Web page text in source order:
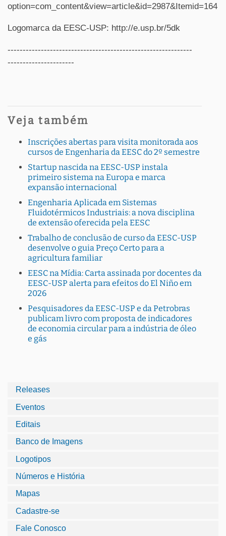
option=com_content&view=article&id=2987&Itemid=164
Logomarca da EESC-USP: http://e.usp.br/5dk
-------------------------------------------------------------
----------------------
Veja também
Inscrições abertas para visita monitorada aos
cursos de Engenharia da EESC do 2º semestre
Startup nascida na EESC-USP instala
primeiro sistema na Europa e marca
expansão internacional
Engenharia Aplicada em Sistemas
Fluidotérmicos Industriais: a nova disciplina
de extensão oferecida pela EESC
Trabalho de conclusão de curso da EESC-USP
desenvolve o guia Preço Certo para a
agricultura familiar
EESC na Mídia: Carta assinada por docentes da
EESC-USP alerta para efeitos do El Niño em
2026
Pesquisadores da EESC-USP e da Petrobras
publicam livro com proposta de indicadores
de economia circular para a indústria de óleo
e gás
Releases
Eventos
Editais
Banco de Imagens
Logotipos
Números e História
Mapas
Cadastre-se
Fale Conosco